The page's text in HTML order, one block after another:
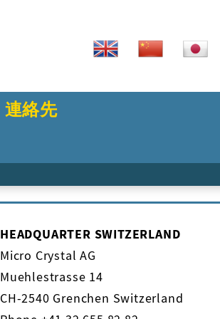
連絡先
HEADQUARTER SWITZERLAND
Micro Crystal AG
Muehlestrasse 14
CH-2540 Grenchen Switzerland